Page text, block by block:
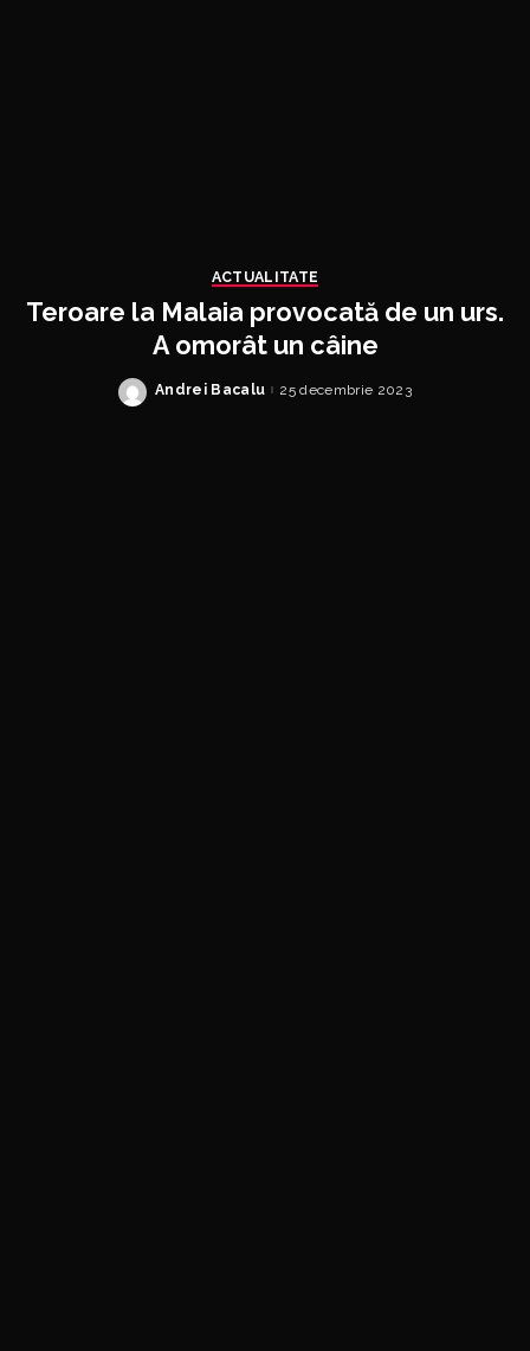
ACTUALITATE
Teroare la Malaia provocată de un urs.
A omorât un câine
Posted
Andrei Bacalu 25 decembrie 2023